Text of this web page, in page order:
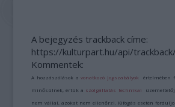
A bejegyzés trackback címe:
https://kulturpart.hu/api/
Kommentek:
A hozzászólások avonatkozó jogszabályok értelmében
minősülnek, értük a szolgáltatás technikai
nem vállal, azokat nem ellenőrzi. Kifogás esetén